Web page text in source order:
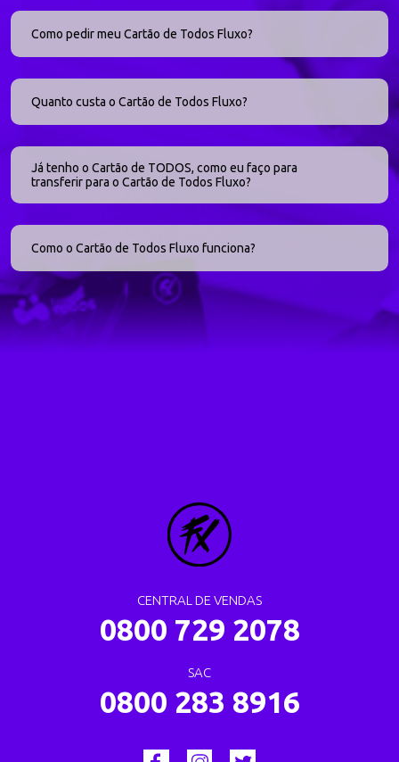
Como pedir meu Cartão de TodosFluxo?
Quanto custa o Cartão de TodosFluxo?
Já tenho o Cartão de TODOS, como eu faço para
transferir para o Cartão de TodosFluxo?
Como o Cartão de TodosFluxo funciona?
CENTRAL DE VENDAS
0800 729 2078
SAC
0800 283 8916